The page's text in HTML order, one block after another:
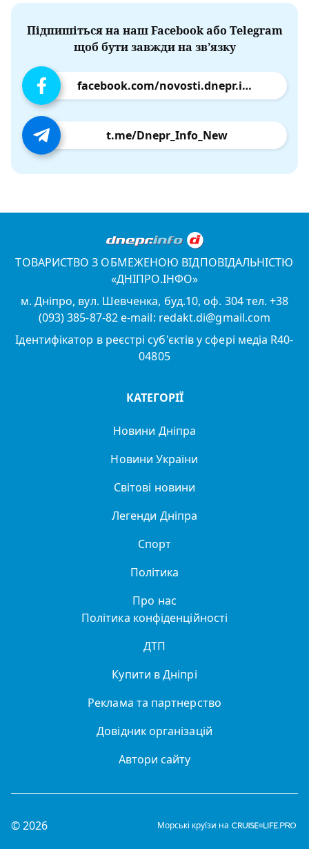
Підпишіться на наш Facebook або Telegram
щоб бути завжди на зв’язку
facebook.com/novosti.dnepr.info
t.me/Dnepr_Info_New
ТОВАРИСТВО З ОБМЕЖЕНОЮ ВІДПОВІДАЛЬНІСТЮ
«ДНІПРО.ІНФО»
м. Дніпро, вул. Шевченка, буд.10, оф. 304 тел. +38
(093) 385-87-82 e-mail: redakt.di@gmail.com
Ідентифікатор в реєстрі суб'єктів у сфері медіа R40-
04805
КАТЕГОРІЇ
Новини Дніпра
Новини України
Світові новини
Легенди Дніпра
Спорт
Політика
Про нас
Політика конфіденційності
ДТП
Купити в Дніпрі
Реклама та партнерство
Довідник організацій
Автори сайту
© 2026 Морські круїзи на